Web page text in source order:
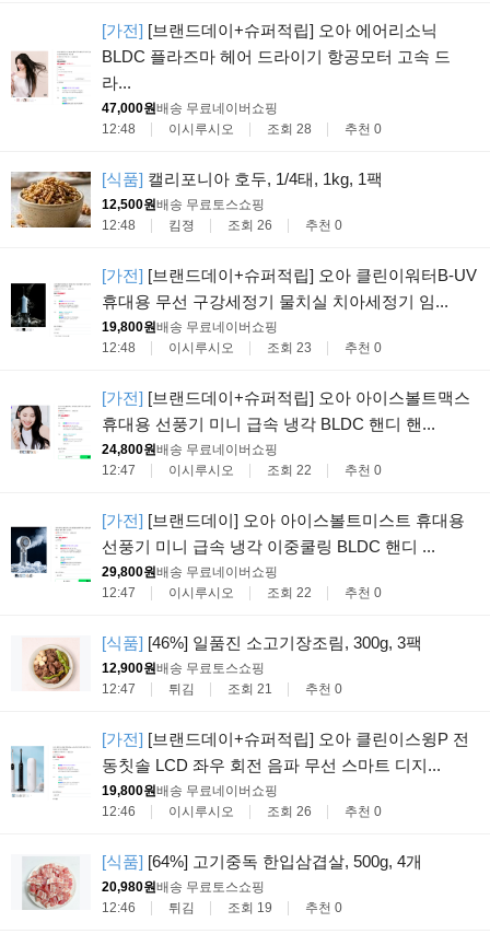
[가전] [브랜드데이+슈퍼적립] 오아 에어리소닉
BLDC 플라즈마 헤어 드라이기 항공모터 고속 드
라...
47,000원배송 무료네이버쇼핑
12:48
이시루시오 조회 28 추천 0
[식품] 캘리포니아 호두, 1/4태, 1kg, 1팩
12,500원배송 무료토스쇼핑
12:48
킴졍 조회 26 추천 0
[가전] [브랜드데이+슈퍼적립] 오아 클린이워터B-UV
휴대용 무선 구강세정기 물치실 치아세정기 임...
19,800원배송 무료네이버쇼핑
12:48
이시루시오 조회 23 추천 0
[가전] [브랜드데이+슈퍼적립] 오아 아이스볼트맥스
휴대용 선풍기 미니 급속 냉각 BLDC 핸디 핸...
24,800원배송 무료네이버쇼핑
12:47
이시루시오 조회 22 추천 0
[가전] [브랜드데이] 오아 아이스볼트미스트 휴대용
선풍기 미니 급속 냉각 이중쿨링 BLDC 핸디 ...
29,800원배송 무료네이버쇼핑
12:47
이시루시오 조회 22 추천 0
[식품] [46%] 일품진 소고기장조림, 300g, 3팩
12,900원배송 무료토스쇼핑
12:47
튀김 조회 21 추천 0
[가전] [브랜드데이+슈퍼적립] 오아 클린이스윙P 전
동칫솔 LCD 좌우 회전 음파 무선 스마트 디지...
19,800원배송 무료네이버쇼핑
12:46
이시루시오 조회 26 추천 0
[식품] [64%] 고기중독 한입삼겹살, 500g, 4개
20,980원배송 무료토스쇼핑
12:46
튀김 조회 19 추천 0